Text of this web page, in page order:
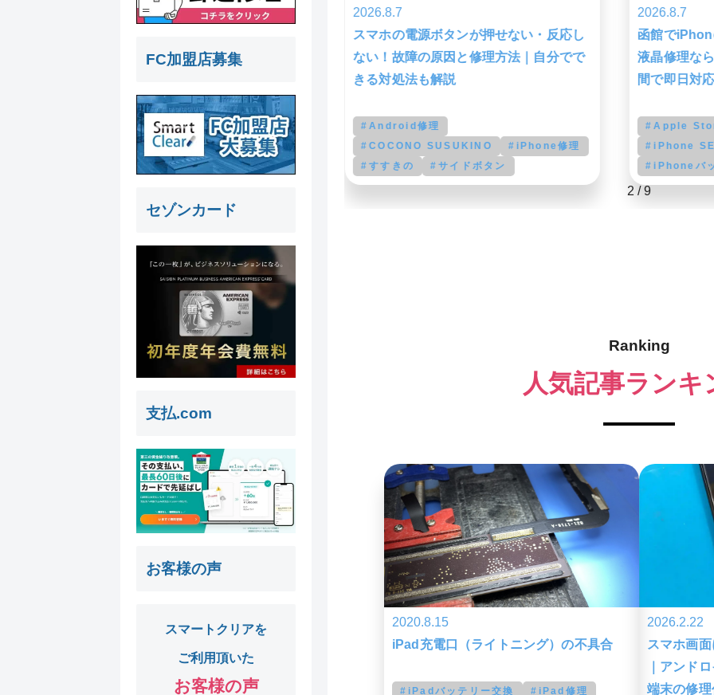
ない！故障の原因と修理方法｜自分でで
Android修理
COCONO SUSUKINO
iPhone修理
サイドボタン
2026.8.7
函館でiPhone SE2のバッテリー交換・
液晶修理ならスマートクリア！最短1時
間で即日対応
Apple Store
iPhone SE2
iPhone SE第2世代
iPhoneバッテリー交換 函館
2026.8.7
た！
#MEGAド
#アイフォ
#アイフォ
3 /9
Ranking
人気記事ランキ
2020.8.15
iPad充電口（ライトニング）の不具合
iPadバッテリー交換 iPad修理
2026.2.22
スマホ画
｜アンド
端末の修
FC加盟店募集
セゾンカード
支払.com
お客様の声
スマートクリアを
ご利用頂いた
お客様の声